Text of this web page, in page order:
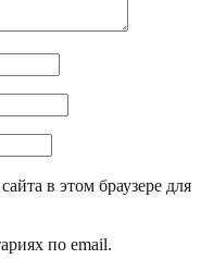
в этом браузере для
по email.